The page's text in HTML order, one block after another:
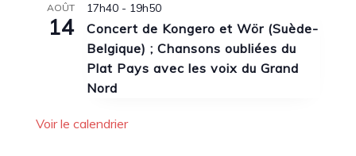
AOÛT
14
17h40- 19h50
Concert de Kongero et Wör (Suède-
Belgique) ; Chansons oubliées du
Plat Pays avec les voix du Grand
Nord
Voir le calendrier